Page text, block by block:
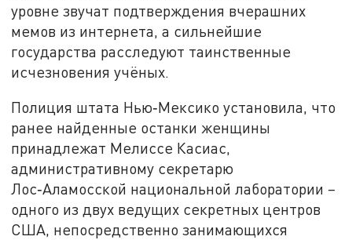
уровне звучат подтверждения вчерашних
мемов из интернета, а сильнейшие
государства расследуют таинственные
исчезновения учёных.
Полиция штата Нью‑Мексико установила, что
ранее найденные останки женщины
принадлежат Мелиссе Касиас,
административному секретарю
Лос‑Аламосской национальной лаборатории –
одного из двух ведущих секретных центров
США, непосредственно занимающихся